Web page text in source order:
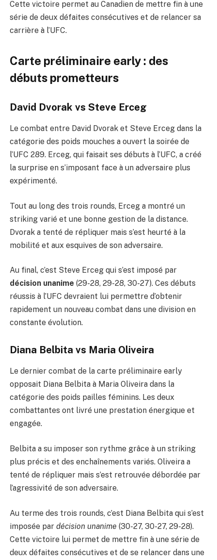
Cette victoire permet au Canadien de mettre fin à une
série de deux défaites consécutives et de relancer sa
carrière à l’UFC.
Carte préliminaire early : des
débuts prometteurs
David Dvorak vs Steve Erceg
Le combat entre David Dvorak et Steve Erceg dans la
catégorie des poids mouches a ouvert la soirée de
l’UFC 289. Erceg, qui faisait ses débuts à l’UFC, a créé
la surprise en s’imposant face à un adversaire plus
expérimenté.
Tout au long des trois rounds, Erceg a montré un
striking varié et une bonne gestion de la distance.
Dvorak a tenté de répliquer mais s’est heurté à la
mobilité et aux esquives de son adversaire.
Au final, c’est Steve Erceg qui s’est imposé par
décision unanime (29-28, 29-28, 30-27). Ces débuts
réussis à l’UFC devraient lui permettre d’obtenir
rapidement un nouveau combat dans une division en
constante évolution.
Diana Belbita vs Maria Oliveira
Le dernier combat de la carte préliminaire early
opposait Diana Belbita à Maria Oliveira dans la
catégorie des poids pailles féminins. Les deux
combattantes ont livré une prestation énergique et
engagée.
Belbita a su imposer son rythme grâce à un striking
plus précis et des enchaînements variés. Oliveira a
tenté de répliquer mais s’est retrouvée débordée par
l’agressivité de son adversaire.
Au terme des trois rounds, c’est Diana Belbita qui s’est
imposée par décision unanime (30-27, 30-27, 29-28).
Cette victoire lui permet de mettre fin à une série de
deux défaites consécutives et de se relancer dans une